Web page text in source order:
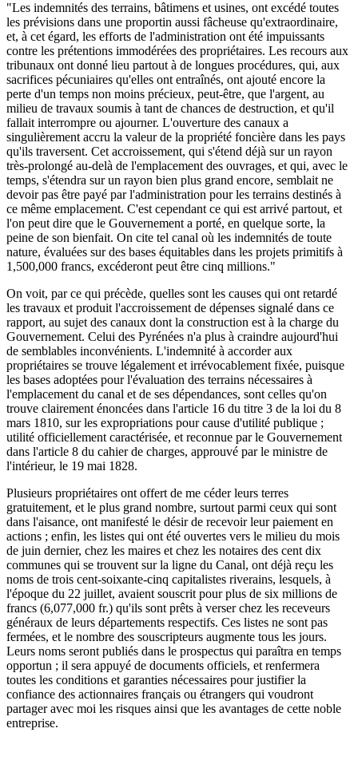
"Les indemnités des terrains, bâtimens et usines, ont excédé toutes
les prévisions dans une proportin aussi fâcheuse qu'extraordinaire,
et, à cet égard, les efforts de l'administration ont été impuissants
contre les prétentions immodérées des propriétaires. Les recours aux
tribunaux ont donné lieu partout à de longues procédures, qui, aux
sacrifices pécuniaires qu'elles ont entraînés, ont ajouté encore la
perte d'un temps non moins précieux, peut-être, que l'argent, au
milieu de travaux soumis à tant de chances de destruction, et qu'il
fallait interrompre ou ajourner. L'ouverture des canaux a
singulièrement accru la valeur de la propriété foncière dans les pays
qu'ils traversent. Cet accroissement, qui s'étend déjà sur un rayon
très-prolongé au-delà de l'emplacement des ouvrages, et qui, avec le
temps, s'étendra sur un rayon bien plus grand encore, semblait ne
devoir pas être payé par l'administration pour les terrains destinés à
ce même emplacement. C'est cependant ce qui est arrivé partout, et
l'on peut dire que le Gouvernement a porté, en quelque sorte, la
peine de son bienfait. On cite tel canal où les indemnités de toute
nature, évaluées sur des bases équitables dans les projets primitifs à
1,500,000 francs, excéderont peut être cinq millions."
On voit, par ce qui précède, quelles sont les causes qui ont retardé
les travaux et produit l'accroissement de dépenses signalé dans ce
rapport, au sujet des canaux dont la construction est à la charge du
Gouvernement. Celui des Pyrénées n'a plus à craindre aujourd'hui
de semblables inconvénients. L'indemnité à accorder aux
propriétaires se trouve légalement et irrévocablement fixée, puisque
les bases adoptées pour l'évaluation des terrains nécessaires à
l'emplacement du canal et de ses dépendances, sont celles qu'on
trouve clairement énoncées dans l'article 16 du titre 3 de la loi du 8
mars 1810, sur les expropriations pour cause d'utilité publique ;
utilité officiellement caractérisée, et reconnue par le Gouvernement
dans l'article 8 du cahier de charges, approuvé par le ministre de
l'intérieur, le 19 mai 1828.
Plusieurs propriétaires ont offert de me céder leurs terres
gratuitement, et le plus grand nombre, surtout parmi ceux qui sont
dans l'aisance, ont manifesté le désir de recevoir leur paiement en
actions ; enfin, les listes qui ont été ouvertes vers le milieu du mois
de juin dernier, chez les maires et chez les notaires des cent dix
communes qui se trouvent sur la ligne du Canal, ont déjà reçu les
noms de trois cent-soixante-cinq capitalistes riverains, lesquels, à
l'époque du 22 juillet, avaient souscrit pour plus de six millions de
francs (6,077,000 fr.) qu'ils sont prêts à verser chez les receveurs
généraux de leurs départements respectifs. Ces listes ne sont pas
fermées, et le nombre des souscripteurs augmente tous les jours.
Leurs noms seront publiés dans le prospectus qui paraîtra en temps
opportun ; il sera appuyé de documents officiels, et renfermera
toutes les conditions et garanties nécessaires pour justifier la
confiance des actionnaires français ou étrangers qui voudront
partager avec moi les risques ainsi que les avantages de cette noble
entreprise.